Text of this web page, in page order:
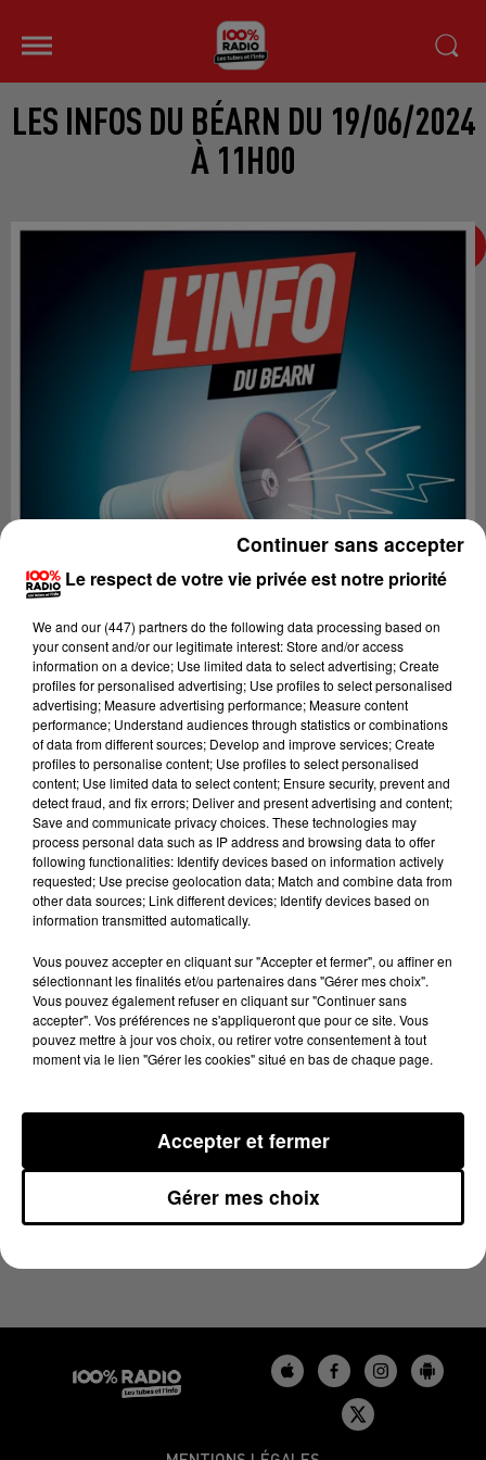
LES INFOS DU BÉARN DU 19/06/2024
À 11H00
Lecture (2 min 22 sec)
100%
19 juin 2024 - 2 min 22 sec
LES INFOS DU BÉARN DU 19/06/2024 À 11H00
Le respect de votre vie privée est notre priorité
We and our (447) partnersdo the following data processing based on
your consent and/or our legitimate interest: Store and/or access
information on a device; Use limited data to select advertising; Create
profiles for personalised advertising; Use profiles to select personalised
advertising; Measure advertising performance; Measure content
performance; Understand audiences through statistics or combinations
of data from different sources; Develop and improve services; Create
profiles to personalise content; Use profiles to select personalised
content; Use limited data to select content; Ensure security, prevent and
detect fraud, and fix errors; Deliver and present advertising and content;
Save and communicate privacy choices. These technologies may
process personal data such as IP address and browsing data to offer
following functionalities: Identify devices based on information actively
requested; Use precise geolocation data; Match and combine data from
other data sources; Link different devices; Identify devices based on
information transmitted automatically.
Vous pouvez accepter en cliquant sur "Accepter et fermer", ou affiner en
sélectionnant les finalités et/ou partenaires dans "Gérer mes choix".
Vous pouvez également refuser en cliquant sur "Continuer sans
accepter". Vos préférences ne s'appliqueront que pour ce site. Vous
pouvez mettre à jour vos choix, ou retirer votre consentement à tout
moment via le lien "Gérer les cookies" situé en bas de chaque page.
Gérer mes choix
Accepter et fermer
Continuer sans accepter